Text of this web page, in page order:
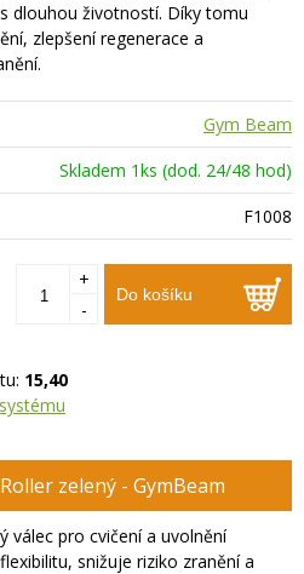
dlouhou životností. Díky tomu
zlepšení regenerace a
Gym Beam
Skladem 1ks (dod. 24/48 hod)
F1008
Do košíku
+
-
15,40
zelený - GymBeam
válec pro cvičení a uvolnění
snižuje riziko zranění a